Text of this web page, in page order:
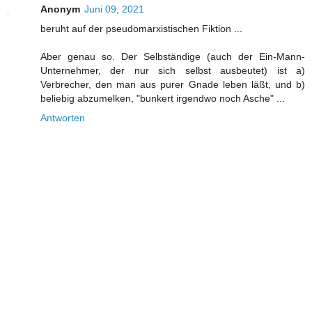
Anonym Juni 09, 2021
beruht auf der pseudomarxistischen Fiktion ...
Aber genau so. Der Selbständige (auch der Ein-Mann-
Unternehmer, der nur sich selbst ausbeutet) ist a)
Verbrecher, den man aus purer Gnade leben läßt, und b)
beliebig abzumelken, "bunkert irgendwo noch Asche" ...
Antworten